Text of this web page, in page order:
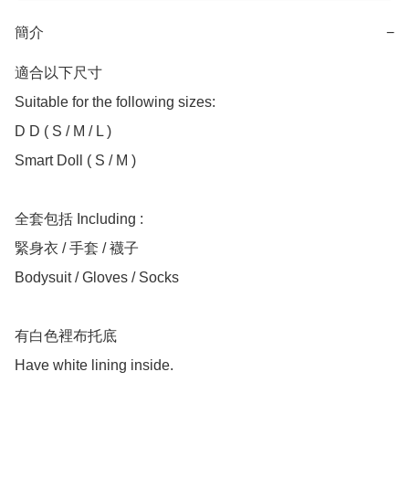
簡介 −
適合以下尺寸
Suitable for the following sizes:
D D ( S / M / L )
Smart Doll ( S / M )
全套包括 Including :
緊身衣 / 手套 / 襪子
Bodysuit / Gloves / Socks
有白色裡布托底
Have white lining inside.